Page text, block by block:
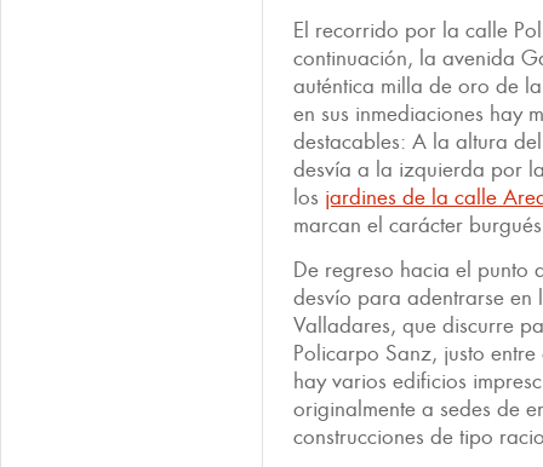
El recorrido por la calle
continuación, la avenida
auténtica milla de oro de
en sus inmediaciones hay
destacables: A la altura
desvía a la izquierda por
los jardines de la calle
marcan el carácter
De regreso hacia el punto
desvío para adentrarse en
Valladares, que discurre
Policarpo Sanz, justo
hay varios edificios
originalmente a sedes de
construcciones de tipo